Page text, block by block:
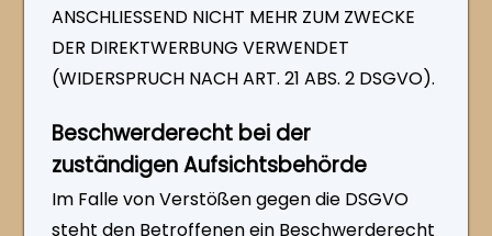
ANSCHLIESSEND NICHT MEHR ZUM ZWECKE
DER DIREKTWERBUNG VERWENDET
(WIDERSPRUCH NACH ART. 21 ABS. 2 DSGVO).
Beschwerde­recht bei der
zuständigen Aufsichts­behörde
Im Falle von Verstößen gegen die DSGVO
steht den Betroffenen ein Beschwerderecht